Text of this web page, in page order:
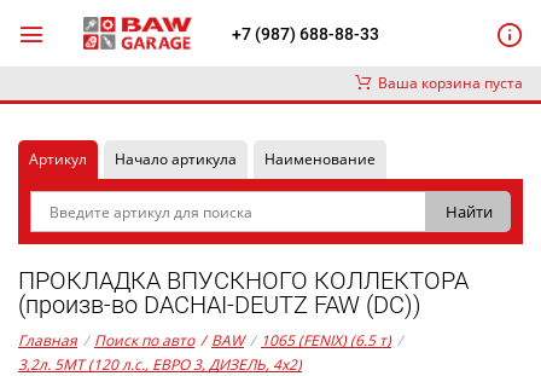
+7 (987) 688-88-33
Ваша корзина пуста
Артикул Начало артикула Наименование
ПРОКЛАДКА ВПУСКНОГО КОЛЛЕКТОРА
(произв-во DACHAI-DEUTZ FAW (DC))
Главная / Поиск по авто / BAW / 1065 (FENIX) (6.5 т) /
3,2л. 5MT (120 л.с., ЕВРО 3, ДИЗЕЛЬ, 4x2)